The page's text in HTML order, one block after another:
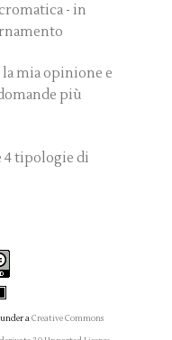
- in
mia opinione e
più
4 tipologie di
aCreative Commons